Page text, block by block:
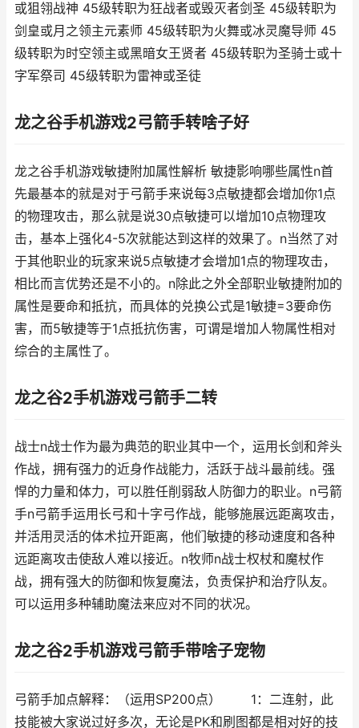
或狙翎战神 45级转职为狂战者或毁灭者剑圣 45级转职为
剑皇或月之领主元素师 45级转职为火舞或冰灵魔导师 45
级转职为时空领主或黑暗女王贤者 45级转职为圣骑士或十
字军祭司 45级转职为雷神或圣徒
龙之谷手机游戏2弓箭手转啥子好
龙之谷手机游戏敏捷附加属性解析 敏捷影响哪些属性n首
先最基本的就是对于弓箭手来说每3点敏捷都会增加你1点
的物理攻击，那么就是说30点敏捷可以增加10点物理攻
击，基本上强化4-5次就能达到这样的效果了。n当然了对
于其他职业的玩家来说5点敏捷才会增加1点的物理攻击，
相比而言优势还是不小的。n除此之外全部职业敏捷附加的
属性是要命和抵抗，而具体的兑换公式是1敏捷=3要命伤
害，而5敏捷等于1点抵抗伤害，可谓是增加人物属性相对
综合的主属性了。
龙之谷2手机游戏弓箭手二转
战士n战士作为最为典范的职业其中一个，运用长剑和斧头
作战，拥有强力的近身作战能力，活跃于战斗最前线。强
悍的力量和体力，可以胜任削弱敌人防御力的职业。n弓箭
手n弓箭手运用长弓和十字弓作战，能够施展远距离攻击，
并活用灵活的体术拉开距离，他们敏捷的移动速度和各种
远距离攻击使敌人难以接近。n牧师n战士权杖和魔杖作
战，拥有强大的防御和恢复魔法，负责保护和治疗队友。
可以运用多种辅助魔法来应对不同的状况。
龙之谷2手机游戏弓箭手带啥子宠物
弓箭手加点解释：（运用SP200点） 1：二连射，此
技能被大家说过好多次，无论是PK和刷图都是相对好的技